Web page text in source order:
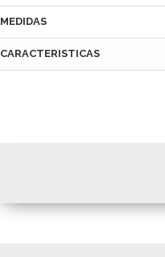
MEDIDAS
CARACTERISTICAS